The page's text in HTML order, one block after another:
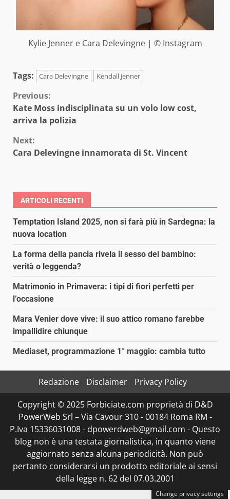
Kylie Jenner e Cara Delevingne | © Instagram
Tags: Cara Delevingne Kendall Jenner
Continue
Reading
Previous:
Kate Moss indisciplinata su un volo low cost,
arriva la polizia
Next:
Cara Delevingne innamorata di St. Vincent
ARTICOLI RECENTI
Temptation Island 2025, non si farà più in Sardegna: la
nuova location
La forma della pancia rivela il sesso del bambino:
verità o leggenda?
Matrimonio in Primavera: i tipi di fiori perfetti per
l’occasione
Mara Venier dove vive: il suo attico romano farebbe
impallidire chiunque
Mediaset, programmazione 1° maggio: cambia tutto
Redazione Disclaimer
Privacy Policy
Copyright © 2025 Forbiciate.com proprietà di D&D
PowerWeb Srl – Via Cavour 310 - 00184 Roma RM -
P.Iva 15336031008 - dpowerdweb@gmail.com - Questo
blog non è una testata giornalistica, in quanto viene
aggiornato senza alcuna periodicità. Non può
pertanto considerarsi un prodotto editoriale ai sensi
della legge n. 62 del 07.03.2001
Change privacy settings